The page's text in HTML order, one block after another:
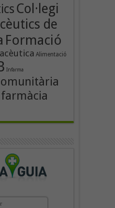
Col·legi
de
Formació
Alimentació
Infarma